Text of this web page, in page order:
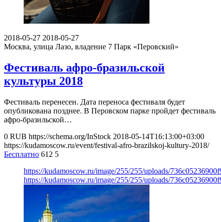
2018-05-27 2018-05-27
Москва, улица Лазо, владение 7 Парк «Перовский»
Фестиваль афро-бразильской
культуры 2018
Фестиваль перенесен. Дата переноса фестиваля будет
опубликована позднее. В Перовском парке пройдет фестиваль
афро-бразильской…
0 RUB https://schema.org/InStock 2018-05-14T16:13:00+03:00
https://kudamoscow.ru/event/festival-afro-brazilskoj-kultury-2018/
Бесплатно 612 5
https://kudamoscow.ru/image/255/255/uploads/
https://kudamoscow.ru/image/255/255/uploads/